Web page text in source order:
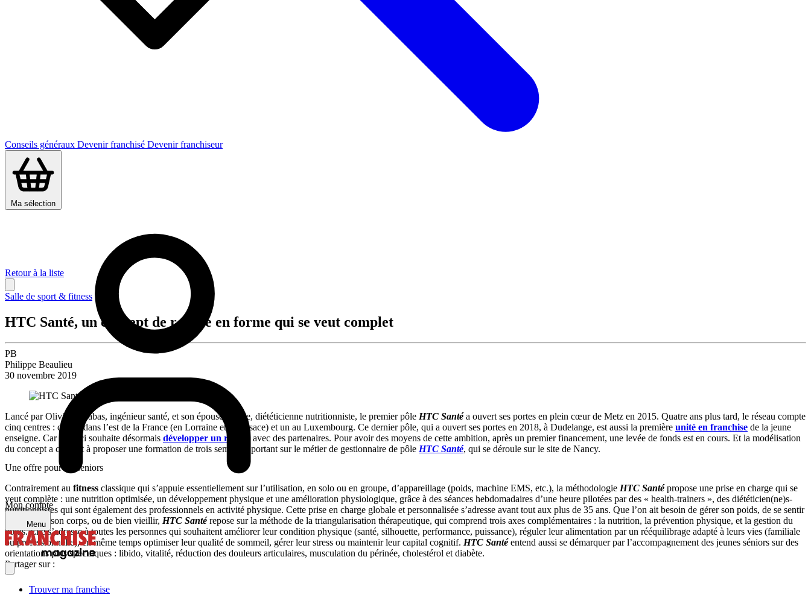
Conseils généraux Devenir franchisé Devenir franchiseur
Ma sélection
Mon compte
Menu
Trouver ma franchise
Retour à la liste
Salle de sport & fitness
HTC Santé, un concept de remise en forme qui se veut complet
PB
Philippe Beaulieu
30 novembre 2019
Lancé par Olivier Delabas, ingénieur santé, et son épouse Émilie, diététicienne nutritionniste, le premier pôle HTC Santéa ouvert ses portes en plein cœur de Metz en 2015. Quatre ans plus tard, le réseau compte
cinq centres : quatre dans l’est de la France (en Lorraine et en Alsace) et un au Luxembourg. Ce dernier pôle, qui a ouvert ses portes en 2018, à Dudelange, est aussi la première unité en franchise de la jeune
enseigne. Car celle-ci souhaite désormais développer un réseau avec des partenaires. Pour avoir des moyens de cette ambition, après un premier financement, une levée de fonds est en cours. Et la modélisation
du concept a conduit à proposer une formation de trois semaines portant sur le métier de gestionnaire de pôle HTC Santé, qui se déroule sur le site de Nancy.
Une offre pour les seniors
Contrairement au fitness classique qui s’appuie essentiellement sur l’utilisation, en solo ou en groupe, d’appareillage (poids, machine EMS, etc.), la méthodologie HTC Santépropose une prise en charge qui se
veut complète : une nutrition optimisée, un développement physique et une amélioration physiologique, grâce à des séances hebdomadaires d’une heure pilotées par des « health-trainers », des diététicien(ne)s-
nutritionnistes qui sont également des professionnels en activité physique. Cette prise en charge globale et personnalisée s’adresse avant tout aux plus de 35 ans. Que l’on ait besoin de gérer son poids, de se sentir
mieux dans son corps, ou de bien vieillir, HTC Santérepose sur la méthode de la triangularisation thérapeutique, qui comprend trois axes complémentaires : la nutrition, la prévention physique, et la gestion du
poids. Elle s’adresse à toutes les personnes qui souhaitent améliorer leur condition physique (santé, silhouette, performance, puissance), réguler leur alimentation par un rééquilibrage adapté à leurs vies (familiale
ou professionnelle), en même temps optimiser leur qualité de sommeil, gérer leur stress ou maintenir leur capital cognitif. HTC Santéentend aussi se démarquer par l’accompagnement des jeunes séniors sur des
orientations plus spécifiques : libido, vitalité, réduction des douleurs articulaires, musculation du périnée, cholestérol et diabète.
Partager sur :